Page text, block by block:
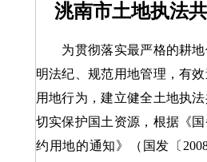
洮南市土地执法
为贯彻落实最严格的耕地
明法纪、规范用地管理，有
用地行为，建立健全土地执
切实保护国土资源，根据《
约用地的通知》（国发〔